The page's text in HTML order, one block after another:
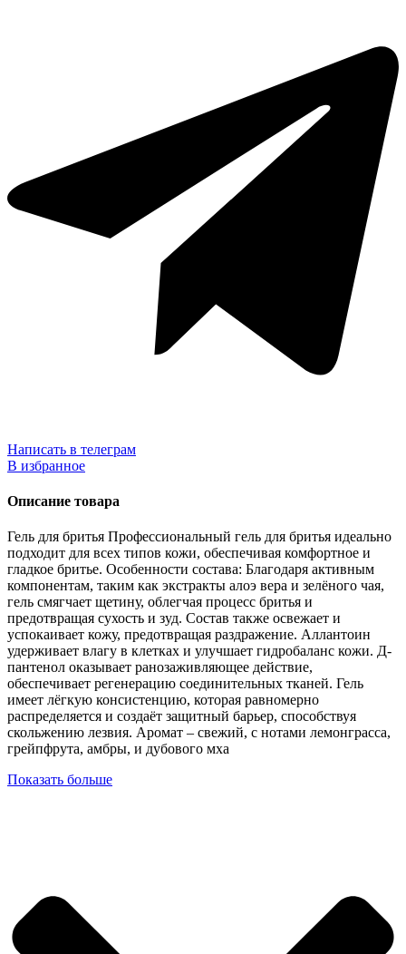
Написать в телеграм
В избранное
Описание товара
Гель для бритья Профессиональный гель для бритья идеально
подходит для всех типов кожи, обеспечивая комфортное и
гладкое бритье. Особенности состава: Благодаря активным
компонентам, таким как экстракты алоэ вера и зелёного чая,
гель смягчает щетину, облегчая процесс бритья и
предотвращая сухость и зуд. Состав также освежает и
успокаивает кожу, предотвращая раздражение. Аллантоин
удерживает влагу в клетках и улучшает гидробаланс кожи. Д-
пантенол оказывает ранозаживляющее действие,
обеспечивает регенерацию соединительных тканей. Гель
имеет лёгкую консистенцию, которая равномерно
распределяется и создаёт защитный барьер, способствуя
скольжению лезвия. Аромат – свежий, с нотами лемонграсса,
грейпфрута, амбры, и дубового мха
Показать больше